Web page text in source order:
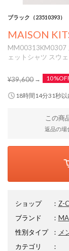
ブラック（23510393）
MAISON
MM00313KM0307
ェットシャツ スウ
¥39,600
18時間14分31秒以
この商
返品の場
ショップ ： Z-
ブランド
：
性別タイプ
： メ
カテゴリ
：